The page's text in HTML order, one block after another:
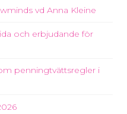
vd Anna Kleine
och erbjudande för
penningtvättsregler i